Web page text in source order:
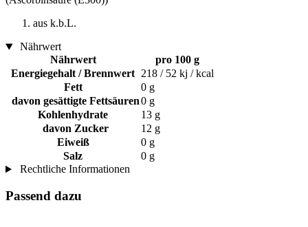
aus k.b.L.
Nährwert
Nährwert
pro 100 g
Energiegehalt / Brennwert 218 / 52 kj / kcal
Fett
0 g
davon gesättigte Fettsäuren0 g
Kohlenhydrate
13 g
davon Zucker
12 g
Eiweiß
0 g
Salz
0 g
Rechtliche Informationen
Passend dazu